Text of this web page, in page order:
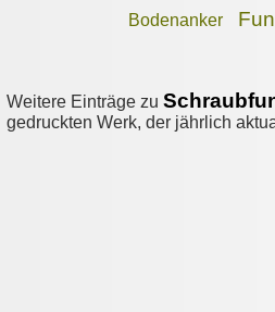
Bodenanker
Weitere Einträge zu
gedruckten Werk, der jährlich